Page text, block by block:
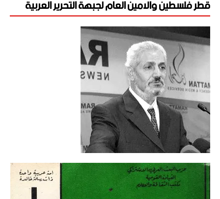
قطر فلسطين والامين العام لجبهة التحرير العربية